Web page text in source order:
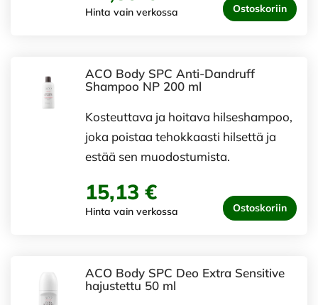
Hinta vain verkossa Ostoskoriin
ACO Body SPC Anti-Dandruff
Shampoo NP 200 ml
Kosteuttava ja hoitava hilseshampoo,
joka poistaa tehokkaasti hilsettä ja
estää sen muodostumista.
15,13 €
Hinta vain verkossa Ostoskoriin
ACO Body SPC Deo Extra Sensitive
hajustettu 50 ml